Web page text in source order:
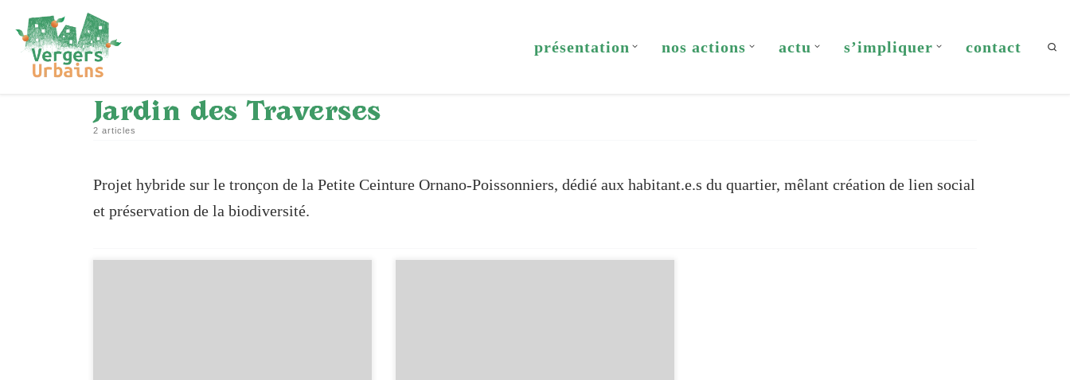
Passer au contenu
présentation nos actions actu s’impliquer contact
Jardin des Traverses
2 articles
Projet hybride sur le tronçon de la Petite Ceinture Ornano-Poissonniers, dédié aux habitant.e.s du quartier, mêlant création de lien social
et préservation de la biodiversité.